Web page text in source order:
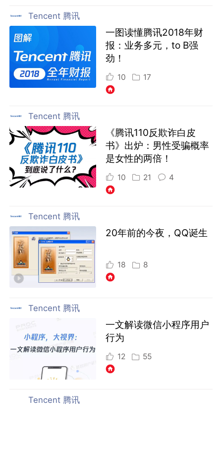
Tencent 腾讯
一图读懂腾讯2018年财
报：业务多元，to B强
劲！
10 17
Tencent 腾讯
《腾讯110反欺诈白皮
书》出炉：男性受骗概率
是女性的两倍！
10 21 4
Tencent 腾讯
20年前的今夜，QQ诞生
18 8
Tencent 腾讯
一文解读微信小程序用户
行为
12 55
Tencent 腾讯